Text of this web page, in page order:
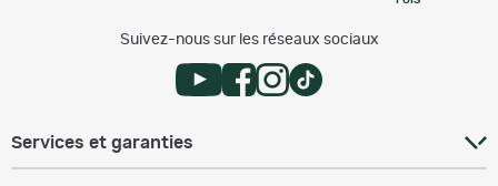
Suivez-nous sur les réseaux sociaux
Services et garanties